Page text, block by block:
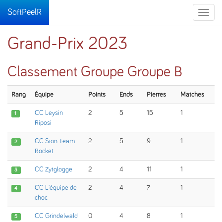
Toggle
SoftPeelR
Grand-Prix 2023
Classement Groupe Groupe B
Rang Équipe Points Ends Pierres Matches
1
CC Leysin
Riposi
2 5 15 1
2
CC Sion Team
Rocket
2 5 9 1
3 CC Zytglogge 2 4 11 1
4
CC L'équipe de
choc
2 4 7 1
5 CC Grindelwald 0 4 8 1